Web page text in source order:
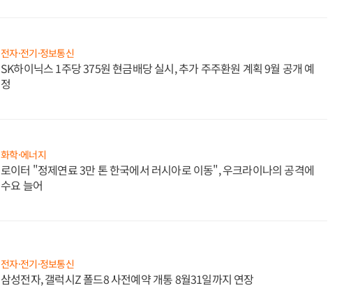
전자·전기·정보통신
SK하이닉스 1주당 375원 현금배당 실시, 추가 주주환원 계획 9월 공개 예
정
화학·에너지
로이터 "정제연료 3만 톤 한국에서 러시아로 이동", 우크라이나의 공격에
수요 늘어
전자·전기·정보통신
삼성전자, 갤럭시Z 폴드8 사전예약 개통 8월31일까지 연장